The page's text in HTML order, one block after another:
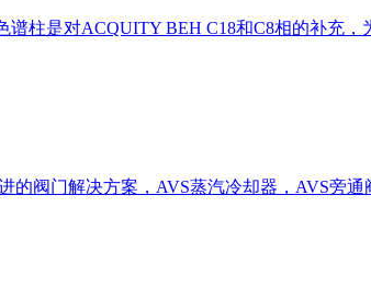
谱柱是对ACQUITY BEH C18和C8相的补充
门解决方案，AVS蒸汽冷却器，AVS旁通